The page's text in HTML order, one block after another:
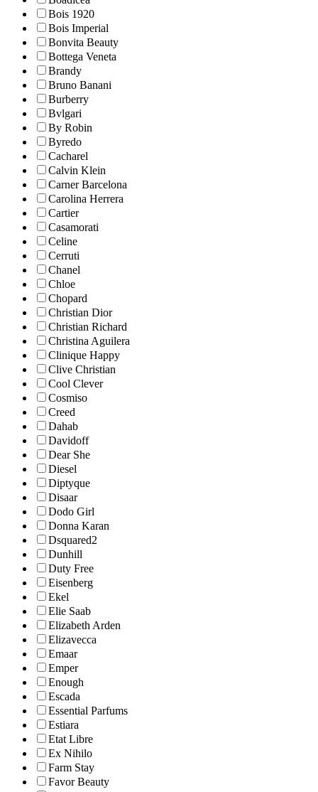
Bois 1920
Bois Imperial
Bonvita Beauty
Bottega Veneta
Brandy
Bruno Banani
Burberry
Bvlgari
By Robin
Byredo
Cacharel
Calvin Klein
Carner Barcelona
Carolina Herrera
Cartier
Casamorati
Celine
Cerruti
Chanel
Chloe
Chopard
Christian Dior
Christian Richard
Christina Aguilera
Clinique Happy
Clive Christian
Cool Clever
Cosmiso
Creed
Dahab
Davidoff
Dear She
Diesel
Diptyque
Disaar
Dodo Girl
Donna Karan
Dsquared2
Dunhill
Duty Free
Eisenberg
Ekel
Elie Saab
Elizabeth Arden
Elizavecca
Emaar
Emper
Enough
Escada
Essential Parfums
Estiara
Etat Libre
Ex Nihilo
Farm Stay
Favor Beauty